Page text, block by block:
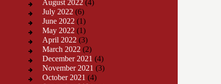
August 2022 (4)
July 2022 (6)
June 2022 (1)
May 2022 (1)
April 2022 (3)
March 2022 (2)
December 2021 (4)
November 2021 (3)
October 2021 (4)